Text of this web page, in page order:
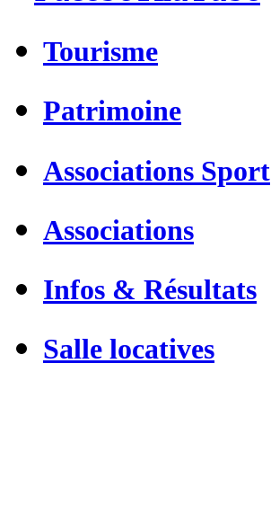
Tourisme
Patrimoine
Associations Sport
Associations
Infos & Résultats
Salle locatives